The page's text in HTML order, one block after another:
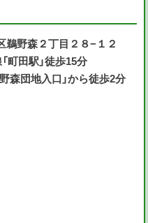
鵜野森２丁目２８−１２
町田駅」徒歩15分
森団地入口」から徒歩2分